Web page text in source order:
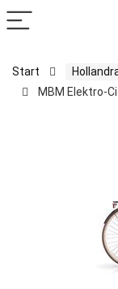
Start
MBM Elektro-